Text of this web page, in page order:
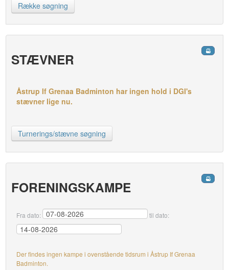
Række søgning
STÆVNER
Åstrup If Grenaa Badminton har ingen hold i DGI's
stævner lige nu.
Turnerings/stævne søgning
FORENINGSKAMPE
Fra dato: til dato:
Der findes ingen kampe i ovenstående tidsrum i Åstrup If Grenaa
Badminton.